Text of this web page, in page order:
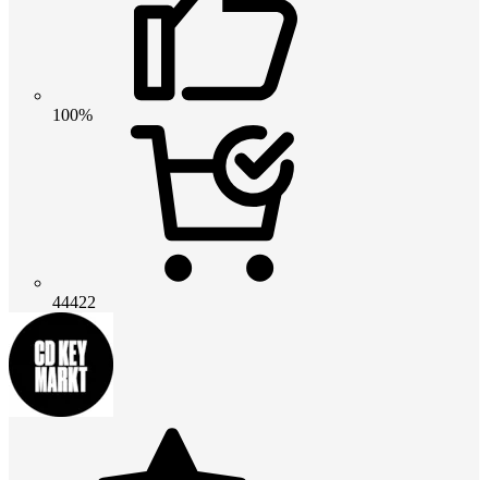
100%
44422